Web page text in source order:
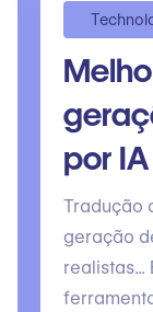
por
Tradução
geração